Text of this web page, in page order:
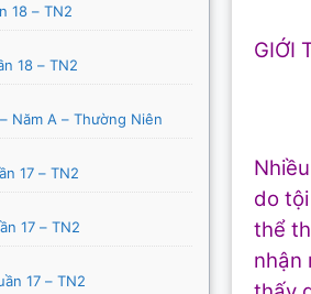
GIỚI
do
thể
nhận
18 – TN2
18 – TN2
Năm A – Thường Niên
17 – TN2
17 – TN2
17 – TN2